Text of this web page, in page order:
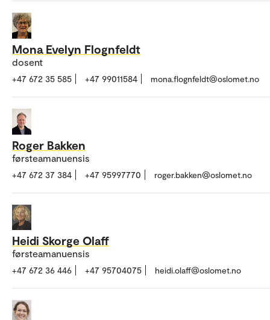
Mona Evelyn Flognfeldt
dosent
+47 672 35 585 +47 99011584 mona.flognfeldt@oslomet.no
Roger Bakken
førsteamanuensis
+47 672 37 384 +47 95997770 roger.bakken@oslomet.no
Heidi Skorge Olaff
førsteamanuensis
+47 672 36 446 +47 95704075 heidi.olaff@oslomet.no